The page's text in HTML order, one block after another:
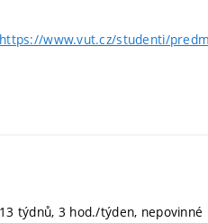
https://www.vut.cz/studenti/
13 týdnů, 3 hod./týden, nepovinné